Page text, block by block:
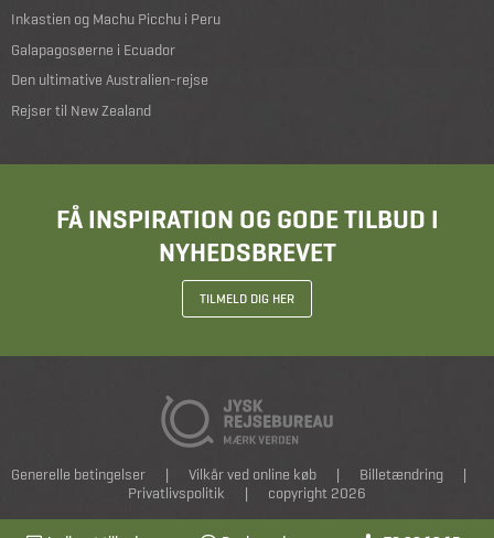
Inkastien og Machu Picchu i Peru
Galapagosøerne i Ecuador
Den ultimative Australien-rejse
Rejser til New Zealand
FÅ INSPIRATION OG GODE TILBUD I
NYHEDSBREVET
TILMELD DIG HER
Generelle betingelser | Vilkår ved online køb | Billetændring
|
Privatlivspolitik
| copyright 2026